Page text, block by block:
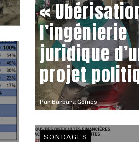
ParBarbara Gomes
«
l’ingénierie
juridique
projet
SONDAGES